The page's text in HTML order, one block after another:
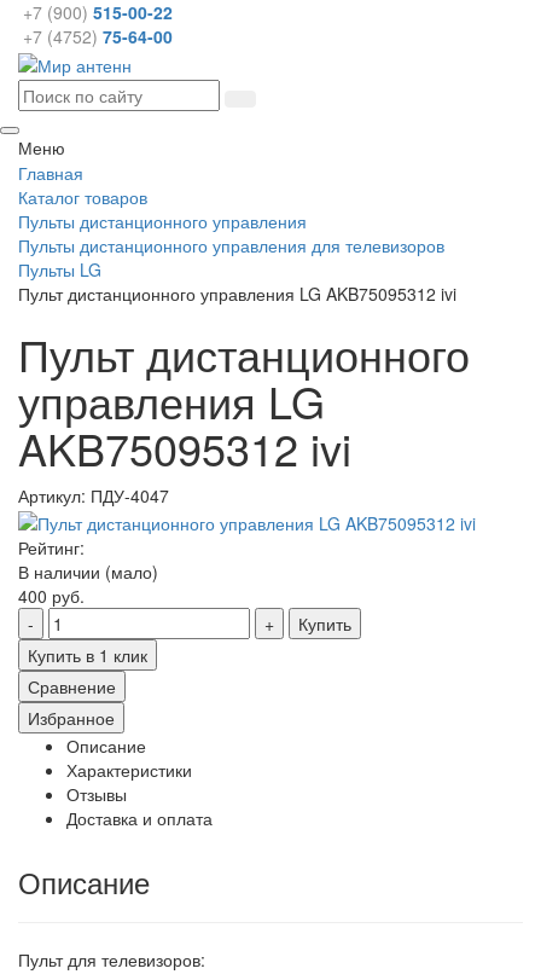
+7 (900) 515-00-22
+7 (4752) 75-64-00
Меню
Главная
Каталог товаров
Пульты дистанционного управления
Пульты дистанционного управления для телевизоров
Пульты LG
Пульт дистанционного управления LG AKB75095312 ivi
Пульт дистанционного
управления LG
AKB75095312 ivi
Артикул: ПДУ-4047
Рейтинг:
В наличии (мало)
400 руб.
Купить
Купить в 1 клик
Сравнение
Избранное
Описание
Характеристики
Отзывы
Доставка и оплата
Описание
Пульт для телевизоров: